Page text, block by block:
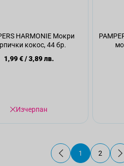
HARMONIE Мокри
кокос, 44 бр.
1,99 €/3,89 лв.
Изчерпан
В момента
1 2